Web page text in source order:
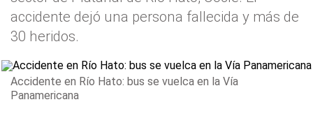
accidente dejó una persona fallecida y más de
30 heridos.
Accidente en Río Hato: bus se vuelca en la Vía
Panamericana